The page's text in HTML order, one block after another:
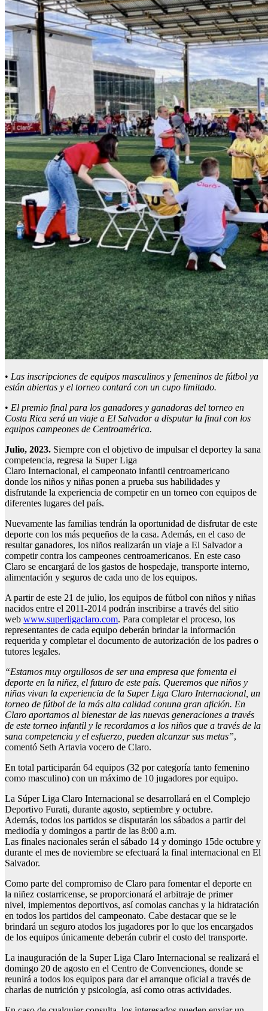
• Las inscripciones de equipos masculinos y femeninos de fútbol ya
están abiertas y el torneo contará con un cupo limitado.
• El premio final para los ganadores y ganadoras del torneo en
Costa Rica será un viaje a El Salvador a disputar la final con los
equipos campeones de Centroamérica.
Julio, 2023. Siempre con el objetivo de impulsar el deportey la sana
competencia, regresa la Super Liga
Claro Internacional, el campeonato infantil centroamericano
donde los niños y niñas ponen a prueba sus habilidades y
disfrutande la experiencia de competir en un torneo con equipos de
diferentes lugares del país.
Nuevamente las familias tendrán la oportunidad de disfrutar de este
deporte con los más pequeños de la casa. Además, en el caso de
resultar ganadores, los niños realizarán un viaje a El Salvador a
competir contra los campeones centroamericanos. En este caso
Claro se encargará de los gastos de hospedaje, transporte interno,
alimentación y seguros de cada uno de los equipos.
A partir de este 21 de julio, los equipos de fútbol con niños y niñas
nacidos entre el 2011-2014 podrán inscribirse a través del sitio
web www.superligaclaro.com. Para completar el proceso, los
representantes de cada equipo deberán brindar la información
requerida y completar el documento de autorización de los padres o
tutores legales.
“Estamos muy orgullosos de ser una empresa que fomenta el
deporte en la niñez, el futuro de este país. Queremos que niños y
niñas vivan la experiencia de la Super Liga Claro Internacional, un
torneo de fútbol de la más alta calidad conuna gran afición. En
Claro aportamos al bienestar de las nuevas generaciones a través
de este torneo infantil y le recordamos a los niños que a través de la
sana competencia y el esfuerzo, pueden alcanzar sus metas”,
comentó Seth Artavia vocero de Claro.
En total participarán 64 equipos (32 por categoría tanto femenino
como masculino) con un máximo de 10 jugadores por equipo.
La Súper Liga Claro Internacional se desarrollará en el Complejo
Deportivo Furati, durante agosto, septiembre y octubre.
Además, todos los partidos se disputarán los sábados a partir del
mediodía y domingos a partir de las 8:00 a.m.
Las finales nacionales serán el sábado 14 y domingo 15de octubre y
durante el mes de noviembre se efectuará la final internacional en El
Salvador.
Como parte del compromiso de Claro para fomentar el deporte en
la niñez costarricense, se proporcionará el arbitraje de primer
nivel, implementos deportivos, así comolas canchas y la hidratación
en todos los partidos del campeonato. Cabe destacar que se le
brindará un seguro atodos los jugadores por lo que los encargados
de los equipos únicamente deberán cubrir el costo del transporte.
La inauguración de la Super Liga Claro Internacional se realizará el
domingo 20 de agosto en el Centro de Convenciones, donde se
reunirá a todos los equipos para dar el arranque oficial a través de
charlas de nutrición y psicología, así como otras actividades.